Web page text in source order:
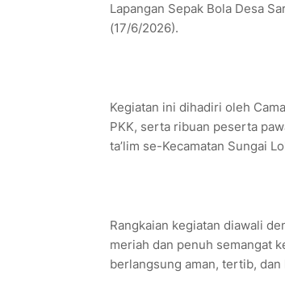
Lapangan Sepak Bola Desa
(17/6/2026).
Kegiatan ini dihadiri oleh
PKK, serta ribuan peserta
ta’lim se-Kecamatan Sungai
Rangkaian kegiatan diawali
meriah dan penuh semangat
berlangsung aman, tertib, dan